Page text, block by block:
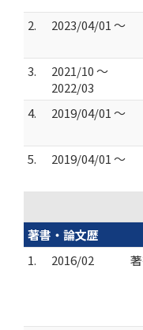
2.
2023/04/01 ～
3.
2021/10 ～
2022/03
4. 2019/04/01 ～
5.
2019/04/01 ～
著書・論文歴
1.
2016/02